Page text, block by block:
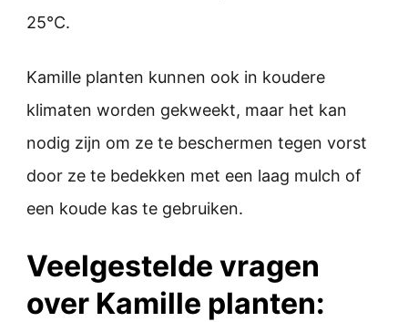
25°C.
Kamille planten kunnen ook in koudere
klimaten worden gekweekt, maar het kan
nodig zijn om ze te beschermen tegen vorst
door ze te bedekken met een laag mulch of
een koude kas te gebruiken.
Veelgestelde vragen
over Kamille planten: